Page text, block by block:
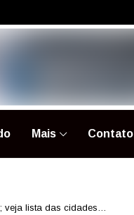
Mais Contato
veja lista das cidades